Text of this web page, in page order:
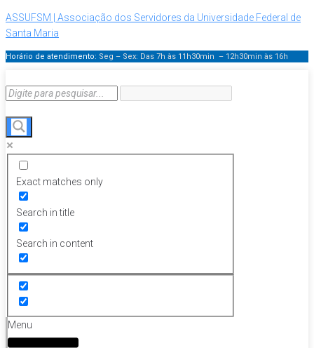
ASSUFSM | Associação dos Servidores da Universidade Federal de
Santa Maria
Horário de atendimento: Seg – Sex: Das 7h às 11h30min – 12h30min às 16h
Exact matches only
Search in title
Search in content
Menu